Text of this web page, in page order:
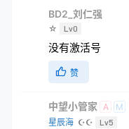
BD2_刘仁强
☆ Lv0
没有激活号
赞
中望小管家 A M
星辰海 ☪☪ Lv5